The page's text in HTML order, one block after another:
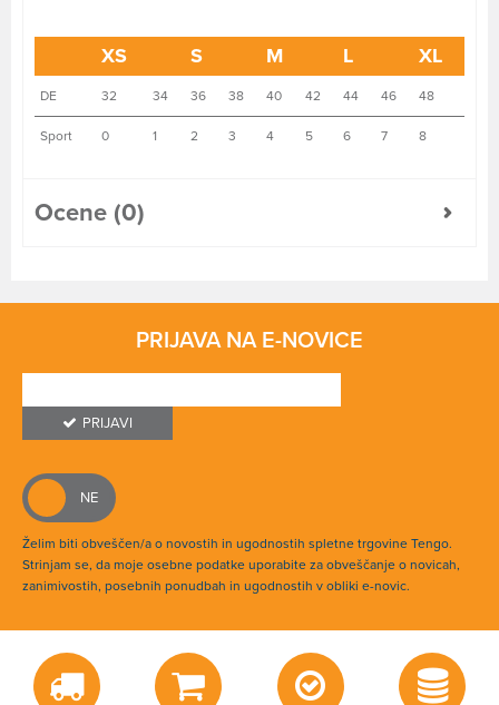
XS S M L XL
DE 32 34 36 38 40 42 44 46 48
Sport 0 1 2 3 4 5 6 7 8
Ocene (0)
PRIJAVA NA E-NOVICE
PRIJAVI
Želim biti obveščen/a o novostih in ugodnostih spletne trgovine Tengo.
Strinjam se, da moje osebne podatke uporabite za obveščanje o novicah,
zanimivostih, posebnih ponudbah in ugodnostih v obliki e-novic.